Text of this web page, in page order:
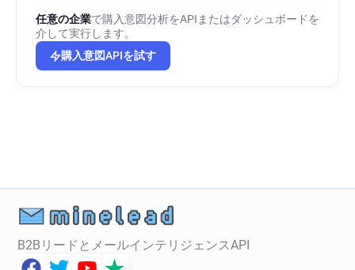
任意の企業で購入意図分析をAPIまたはダッシュボードを
介して実行します。
購入意図APIを試す
B2BリードとメールインテリジェンスAPI